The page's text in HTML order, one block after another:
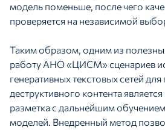
модель поменьше, после чего
проверяется на независимой
Таким образом, одним из
работу АНО «ЦИСМ» сценариев
генеративных текстовых сетей для
деструктивного контента
разметка с дальнейшим
моделей. Внедренный метод